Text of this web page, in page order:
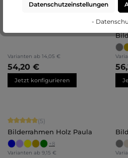
Varianten ab 14,05 €
54,20 €
Jetzt konfigurieren
Durchschnittliche Bewertung von 5 von
(5)
Bilderrahmen Holz Paula
+8
Varianten ab 9,15 €
Datenschutzeinstellungen
-